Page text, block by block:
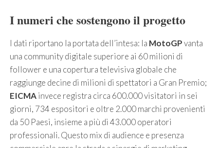
I numeri che sostengono il progetto
I dati riportano la portata dell’intesa: la MotoGPvanta
una community digitale superiore ai 60 milioni di
follower e una copertura televisiva globale che
raggiunge decine di milioni di spettatori a Gran Premio;
EICMAinvece registra circa 600.000 visitatori in sei
giorni, 734 espositori e oltre 2.000 marchi provenienti
da 50 Paesi, insieme a più di 43.000 operatori
professionali. Questo mix di audience e presenza